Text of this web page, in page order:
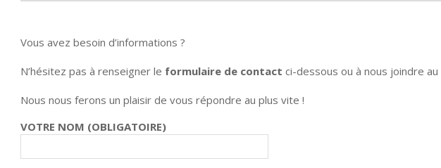
Vous avez besoin d’informations ?
N’hésitez pas à renseigner le formulaire de contact ci-dessous ou à nous joindre au
Nous nous ferons un plaisir de vous répondre au plus vite !
VOTRE NOM (OBLIGATOIRE)